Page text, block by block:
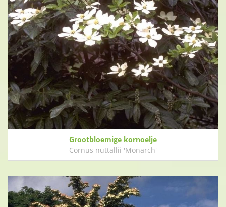
Grootbloemige kornoelje
Cornus nuttallii 'Monarch'